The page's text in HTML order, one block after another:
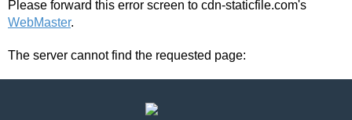
Please forward this error screen to cdn-staticfile.com's
WebMaster.
The server cannot find the requested page: